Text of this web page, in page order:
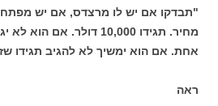
"תבדקו אם יש לו מרצדס, אם יש
מחיר. תגידו 10,000 דולר.
אחת. אם הוא ימשיך לא להגיב תגידו
ראה